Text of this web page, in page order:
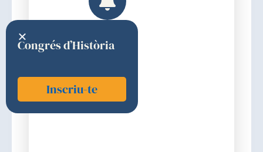
Congrés d’Història
Inscriu-te